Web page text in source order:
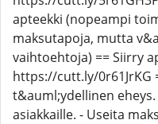
apteekki (nopeampi
maksutapoja, mutta
vaihtoehtoja) == Siirry
https://cutt.ly/0r61JrKG
t&auml;ydellinen
asiakkaille. - Useita